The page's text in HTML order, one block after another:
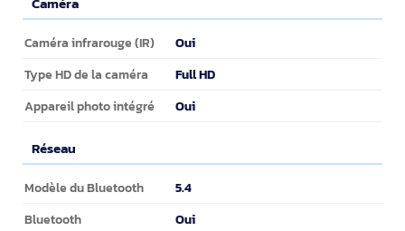
Caméra
Caméra infrarouge (IR) Oui
Type HD de la caméra Full HD
Appareil photo intégré Oui
Réseau
Réseau
Modèle du Bluetooth 5.4
Bluetooth Oui